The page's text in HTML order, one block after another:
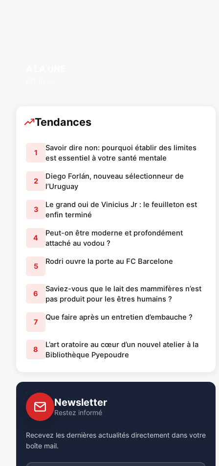
Tendances
1
Savoir dire non: pourquoi établir des limites
est essentiel à votre santé mentale
2
Diego Forlán, nouveau sélectionneur de
l’Uruguay
3
Le grand oui de Vinicius Jr : le feuilleton est
enfin terminé
4
Peut-on être moderne et profondément
attaché au vodou ?
5
Rodri ouvre la porte au FC Barcelone
6
Saviez-vous que le lait des mammifères n’est
pas produit pour les êtres humains ?
7
Que faire après un entretien d’embauche ?
8
L’art oratoire au cœur d’un nouvel atelier à la
Bibliothèque Pyepoudre
Newsletter
Restez informé
Recevez les dernières actualités directement dans votre
boîte mail.